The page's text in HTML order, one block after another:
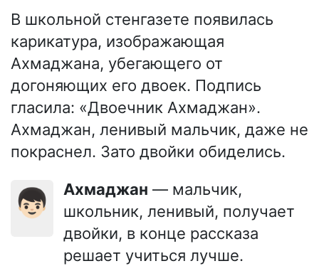
В школьной стенгазете появилась
карикатура, изображающая
Ахмаджана, убегающего от
догоняющих его двоек. Подпись
гласила: «Двоечник Ахмаджан».
Ахмаджан, ленивый мальчик, даже не
покраснел. Зато двойки обиделись.
👦🏻 Ахмаджан — мальчик,
школьник, ленивый, получает
двойки, в конце рассказа
решает учиться лучше.